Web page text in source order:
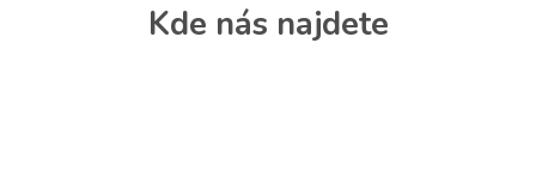
Kde nás najdete